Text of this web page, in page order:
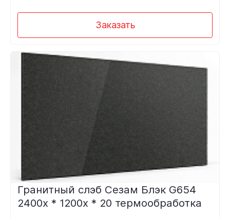
Заказать
Гранитный слэб Сезам Блэк G654
2400х * 1200х * 20 термообработка